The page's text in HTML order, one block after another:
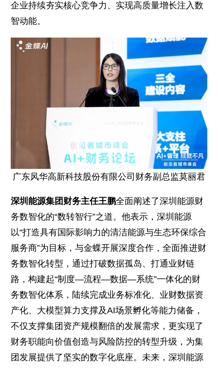
企业持续夯实核心竞争力、实现高质量增长注入数
智动能。
广东风华高新科技股份有限公司财务副总监莫丽君
深圳能源集团财务主任王鹏全面阐述了深圳能源财
务数智化的“数转智行”之道。他表示，深圳能源
以“打造具有国际影响力的清洁能源与生态环保综合
服务商”为目标，与金蝶开展深度合作，全面推进财
务数智化转型，通过打破数据孤岛、打通业财链
路，构建起“制度—流程—数据—系统”一体化的财
务数智化体系，陆续完成业务标准化、业财数据资
产化、大模型算力支撑及AI场景孵化等能力储备，
不仅支撑集团资产规模翻倍的发展需求，更实现了
财务职能向价值创造与风险防控的转型升级，为集
团发展提供了坚实的数字化底座。未来，深圳能源